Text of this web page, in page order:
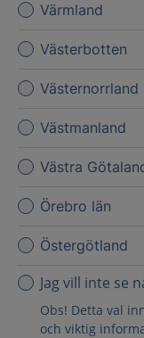
Värmland
Västerbotten
Västernorrland
Västmanland
Västra
Örebro län
Östergötland
Jag vill inte se
Obs! Detta val
och viktig